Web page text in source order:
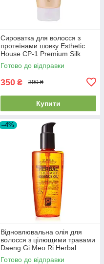
Сироватка для волосся з
протеїнами шовку Esthetic
House CP-1 Premium Silk
Ampoule 150ml
Готово до відправки
350 ₴ 390 ₴
Купити
–4%
Відновлювальна олія для
волосся з цілющими травами
Daeng Gi Meo Ri Herbal
Therpay Essence Oil 140ml
Готово до відправки